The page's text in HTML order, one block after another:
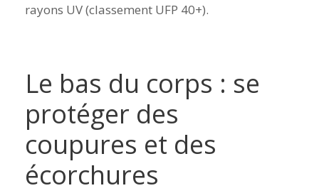
rayons UV (classement UFP 40+).
Le bas du corps : se
protéger des
coupures et des
écorchures